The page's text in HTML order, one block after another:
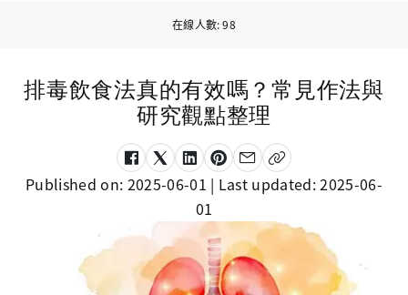
在線人數: 98
排毒飲食法真的有效嗎？常見作法與
研究觀點整理
Published on: 2025-06-01 | Last updated:2025-06-
01